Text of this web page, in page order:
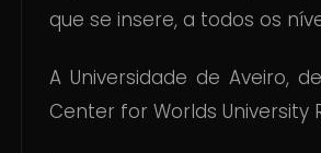
que se insere, a todos os
A Universidade de Aveiro,
Center for Worlds University